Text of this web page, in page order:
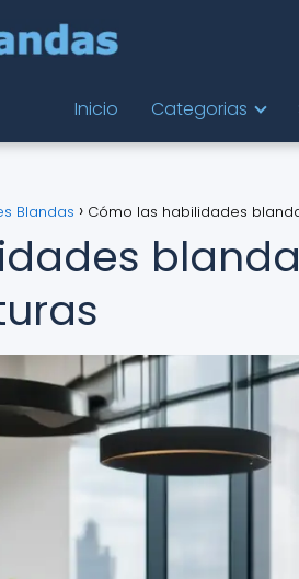
Inicio Categorias
Blandas Cómo las habilidades